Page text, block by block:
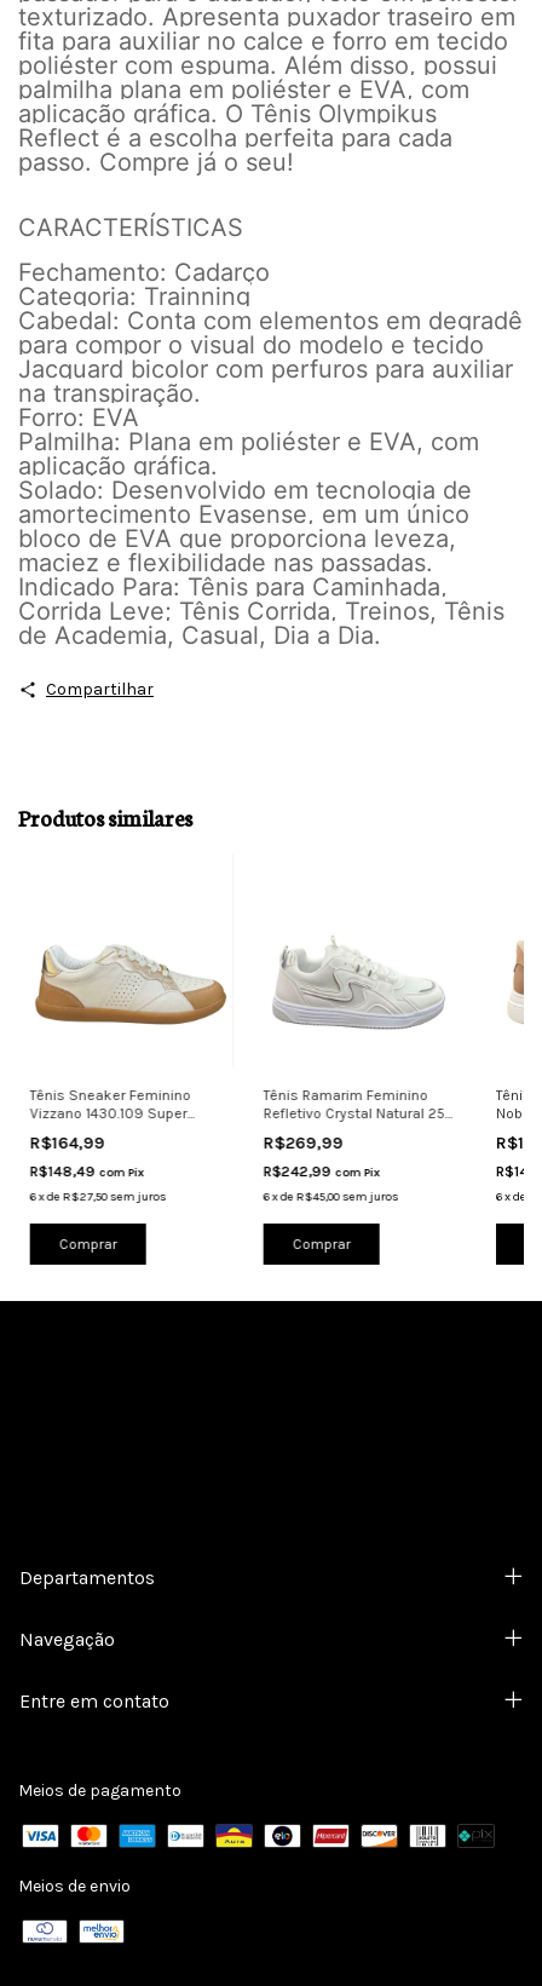
texturizado. Apresenta puxador traseiro em
fita para auxiliar no calce e forro em tecido
poliéster com espuma. Além disso, possui
palmilha plana em poliéster e EVA, com
aplicação gráfica. O Tênis Olympikus
Reflect é a escolha perfeita para cada
passo. Compre já o seu!
CARACTERÍSTICAS
Fechamento: Cadarço
Categoria: Trainning
Cabedal: Conta com elementos em degradê
para compor o visual do modelo e tecido
Jacquard bicolor com perfuros para auxiliar
na transpiração.
Forro: EVA
Palmilha: Plana em poliéster e EVA, com
aplicação gráfica.
Solado: Desenvolvido em tecnologia de
amortecimento Evasense, em um único
bloco de EVA que proporciona leveza,
maciez e flexibilidade nas passadas.
Indicado Para: Tênis para Caminhada,
Corrida Leve; Tênis Corrida, Treinos, Tênis
de Academia, Casual, Dia a Dia.
Compartilhar
Produtos similares
Tênis Sneaker Feminino
Vizzano 1430.109 Super
R$164,99
R$148,49 com Pix
6xdeR$27,50sem juros
Comprar
Tênis Ramarim Feminino
Refletivo Crystal Natural 25-
R$269,99
R$242,99 com Pix
6xdeR$45,00 sem juros
Comprar
Tênis
6xde
Departamentos
Navegação
Entre em contato
Meios de pagamento
Meios de envio